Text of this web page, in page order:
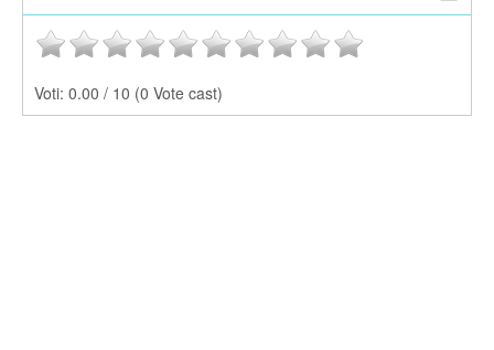
Voti: 0.00 / 10 (0 Vote cast)